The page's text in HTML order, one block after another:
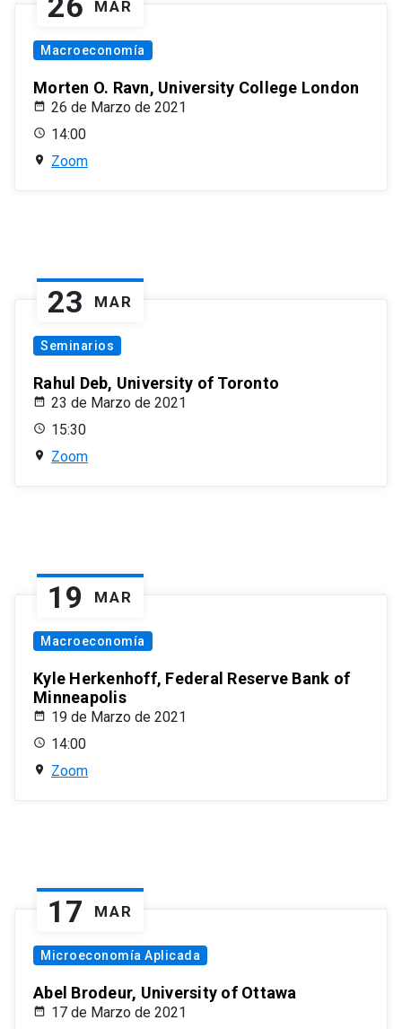
MAR
Macroeconomía
Morten O. Ravn, University College London
26 de Marzo de 2021
14:00
Zoom
23 MAR
Seminarios
Rahul Deb, University of Toronto
23 de Marzo de 2021
15:30
Zoom
19 MAR
Macroeconomía
Kyle Herkenhoff, Federal Reserve Bank of
Minneapolis
19 de Marzo de 2021
14:00
Zoom
17 MAR
Microeconomía Aplicada
Abel Brodeur, University of Ottawa
17 de Marzo de 2021